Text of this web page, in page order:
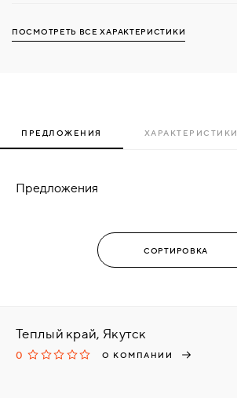
ПОСМОТРЕТЬ ВСЕ ХАРАКТЕРИСТИКИ
ПРЕДЛОЖЕНИЯ ХАРАКТЕРИСТИКИ
Предложения
Теплый край, Якутск
0 О КОМПАНИИ